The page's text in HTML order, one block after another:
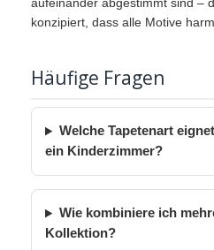
aufeinander abgestimmt sind –
konzipiert, dass alle Motive
Häufige Fragen
Welche Tapetenart
ein Kinderzimmer?
Wie kombiniere ich
Kollektion?